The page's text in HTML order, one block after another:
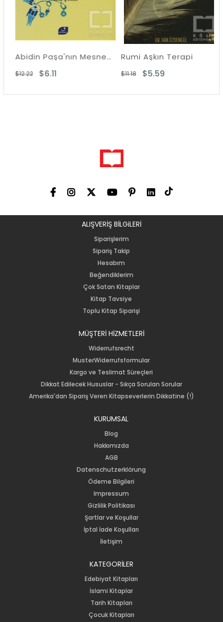
Abidin Paşa'nın Mesnevi Şerhi
$6.11
$12.22
Rumi Aşkın Terapi
$5.59
$11.18
ALIŞVERİŞ BİLGiLERİ
Siparişlerim
Sipariş Takip
Hesabım
Beğendiklerim
Çok Satan Kitaplar
Kitap Tavsiye
Toplu Kitap Siparişi
MÜŞTERİ HİZMETLERİ
Widerrufsrecht
MusterWiderrufsformular
Kargo ve Teslimat Süreçleri
Dikkat Edilecek Hususlar - Sıkça Sorulan Sorular
Amerika'dan Sipariş Veren Kitapseverlerin Dikkatine (!)
KURUMSAL
Blog
Hakkımızda
AGB
Datenschutzerklärung
Ödeme Bilgileri
Impressum
Gizlilik Politikası
Şartlar ve Koşullar
İptal İade Koşulları
İletişim
KATEGORİLER
Edebiyat Kitapları
İslami Kitaplar
Tarih Kitapları
Çocuk Kitapları